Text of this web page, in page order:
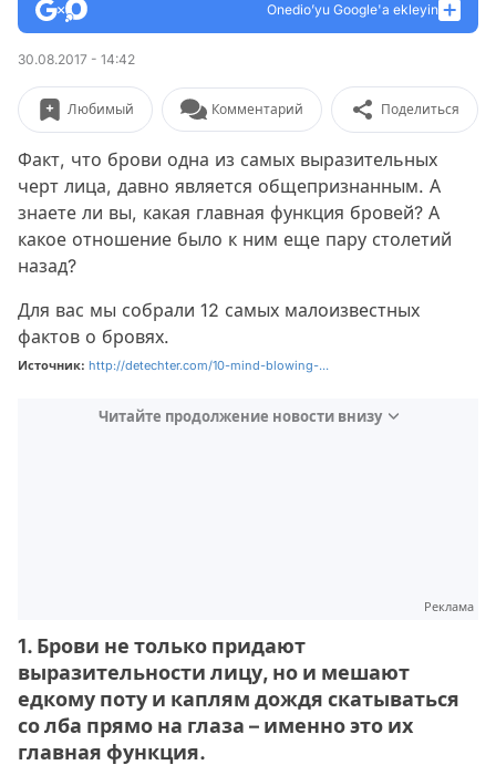
Onedio’yu Google'a ekleyin
30.08.2017 - 14:42
Любимый Комментарий Поделиться
Факт, что брови одна из самых выразительных
черт лица, давно является общепризнанным. А
знаете ли вы, какая главная функция бровей? А
какое отношение было к ним еще пару столетий
назад?
Для вас мы собрали 12 самых малоизвестных
фактов о бровях.
Источник: http://detechter.com/10-mind-blowing-...
Читайте продолжение новости внизу
Реклама
1. Брови не только придают
выразительности лицу, но и мешают
едкому поту и каплям дождя скатываться
со лба прямо на глаза – именно это их
главная функция.